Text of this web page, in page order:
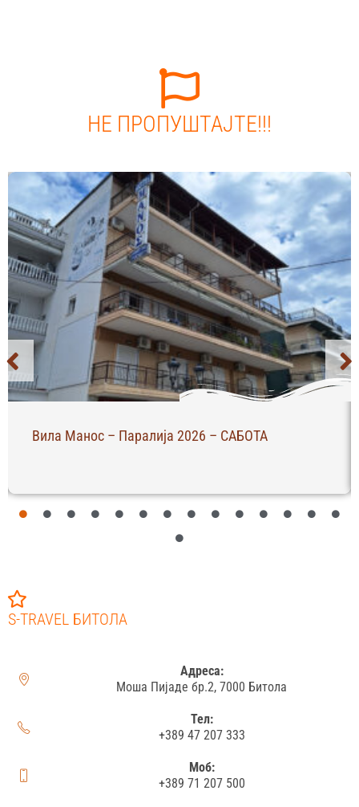
НЕ ПРОПУШТАЈТЕ!!!
Вила Манос – Паралија 2026 – САБОТА
S-TRAVEL БИТОЛА
Адреса:
Моша Пијаде бр.2, 7000 Битола
Тел:
+389 47 207 333
Моб:
+389 71 207 500